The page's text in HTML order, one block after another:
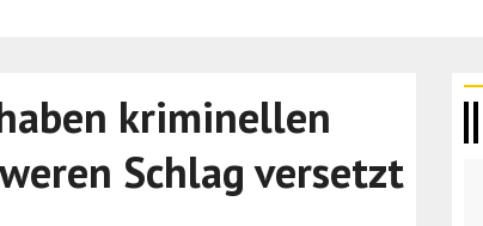
kriminellen
Schlag versetzt